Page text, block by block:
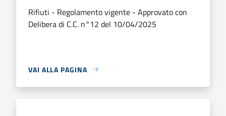
Rifiuti - Regolamento vigente - Approvato con
Delibera di C.C. n°12 del 10/04/2025
VAI ALLA PAGINA